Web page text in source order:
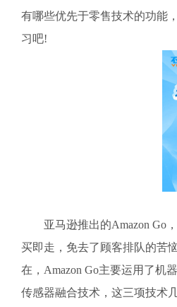
有哪些优先于零售技术的功能
习吧!
亚马逊推出的Amazon Go，
买即走，免去了顾客排队的苦
在，Amazon Go主要运用了机
传感器融合技术，这三项技术